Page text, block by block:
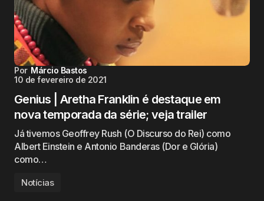
Por Márcio Bastos
10 de fevereiro de 2021
Genius | Aretha Franklin é destaque em
nova temporada da série; veja trailer
Já tivemos Geoffrey Rush (O Discurso do Rei) como
Albert Einstein e Antonio Banderas (Dor e Glória)
como…
Notícias